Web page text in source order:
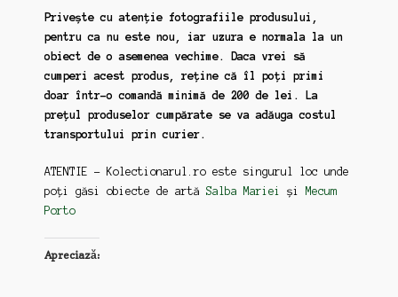
Privește cu atenție fotografiile produsului,
pentru ca nu este nou, iar uzura e normala la un
obiect de o asemenea vechime. Daca vrei să
cumperi acest produs, reține că îl poți primi
doar într-o comandă minimă de 200 de lei. La
prețul produselor cumpărate se va adăuga costul
transportului prin curier.
ATENTIE – Kolectionarul.ro este singurul loc unde
poți găsi obiecte de artă Salba Mariei și
Mecum
Porto
Apreciază: